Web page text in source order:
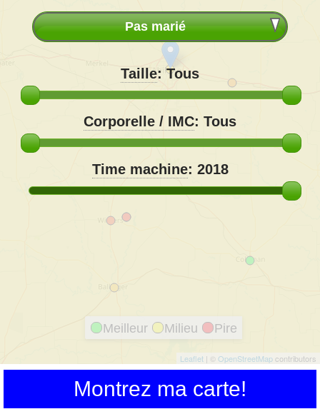
Meilleur Milieu Pire
Leaflet | © OpenStreetMapcontributors
Pas marié
Corporelle / IMC: Tous
Taille:Tous
Time machine: 2018
Montrez ma carte!